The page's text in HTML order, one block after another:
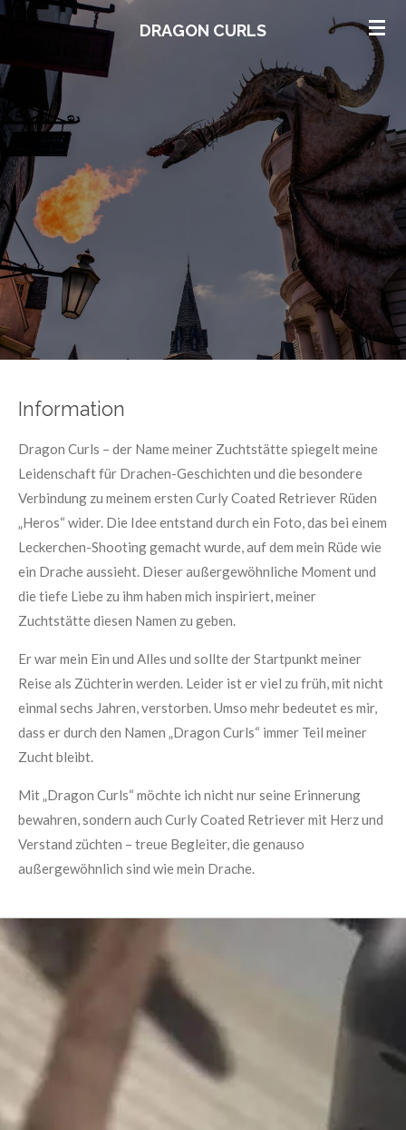
springen
DRAGON CURLS
Information
Dragon Curls – der Name meiner Zuchtstätte spiegelt meine
Leidenschaft für Drachen-Geschichten und die besondere
Verbindung zu meinem ersten Curly Coated Retriever Rüden
„Heros“ wider. Die Idee entstand durch ein Foto, das bei einem
Leckerchen-Shooting gemacht wurde, auf dem mein Rüde wie
ein Drache aussieht. Dieser außergewöhnliche Moment und
die tiefe Liebe zu ihm haben mich inspiriert, meiner
Zuchtstätte diesen Namen zu geben.
Er war mein Ein und Alles und sollte der Startpunkt meiner
Reise als Züchterin werden. Leider ist er viel zu früh, mit nicht
einmal sechs Jahren, verstorben. Umso mehr bedeutet es mir,
dass er durch den Namen „Dragon Curls“ immer Teil meiner
Zucht bleibt.
Mit „Dragon Curls“ möchte ich nicht nur seine Erinnerung
bewahren, sondern auch Curly Coated Retriever mit Herz und
Verstand züchten – treue Begleiter, die genauso
außergewöhnlich sind wie mein Drache.